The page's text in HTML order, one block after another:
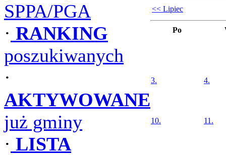
SPPA/PGA
· RANKING
poszukiwanych
·
AKTYWOWANE
już gminy
· LISTA
<< Lipiec
Po
3. 4.
10. 11.